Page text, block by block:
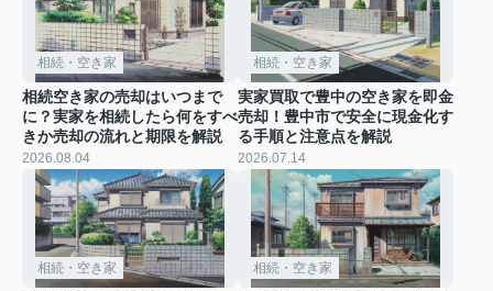
相続・空き家
相続空き家の売却はいつまで
に？実家を相続したら何をすべ
きか売却の流れと期限を解説
2026.08.04
相続・空き家
実家買取で豊中の空き家を即金
売却！豊中市で安全に現金化す
る手順と注意点を解説
2026.07.14
相続・空き家 相続・空き家